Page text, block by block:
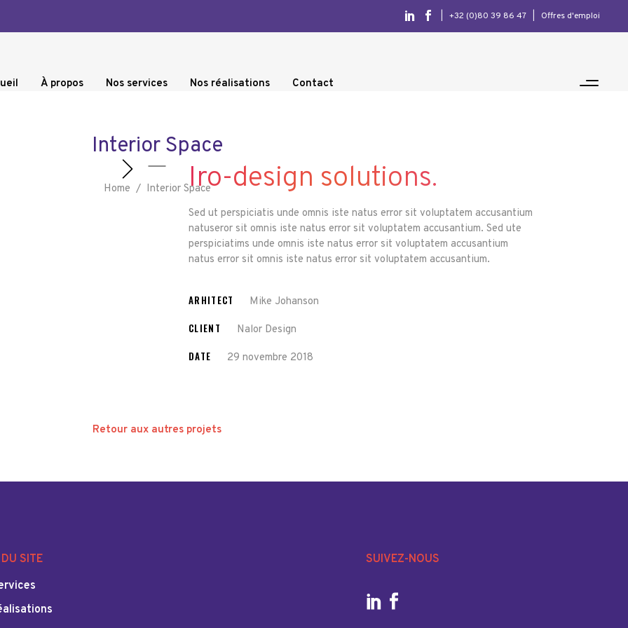
+32 (0)80 39 86 47 Offres d'emploi
À propos Nos services Nos réalisations Contact
Interior Space
Home / Interior SpaceIro-design solutions.
Sed ut perspiciatis unde omnis iste natus error sit voluptatem accusantium
natuseror sit omnis iste natus error sit voluptatem accusantium. Sed ute
perspiciatims unde omnis iste natus error sit voluptatem accusantium
natus error sit omnis iste natus error sit voluptatem accusantium.
ARHITECT Mike Johanson
CLIENT Nalor Design
DATE 29 novembre 2018
Retour aux autres projets
SITE
SUIVEZ-NOUS